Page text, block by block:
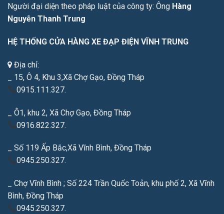
Người đại diện theo pháp luật của công ty: Ông Hàng
Nguyễn Thanh Trung
HỆ THỐNG CỬA HÀNG XE ĐẠP ĐIỆN VĨNH TRUNG
Địa chỉ:
_ 15, Ô 4, Khu 3,Xã Chợ Gạo, Đồng Tháp
0915.111.327.
_ Ô1, khu 2, Xã Chợ Gạo, Đồng Tháp
0916.822.327.
_ Số 119 Ấp Bắc,Xã Vĩnh Bình, Đồng Tháp
0945.250.327.
_ Chợ Vĩnh Bình ; Số 224 Trần Quốc Toản, khu phố 2, Xã Vĩnh
Bình, Đồng Tháp
0945.250.327.